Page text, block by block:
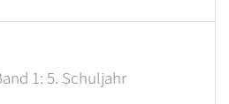
1: 5. Schuljahr